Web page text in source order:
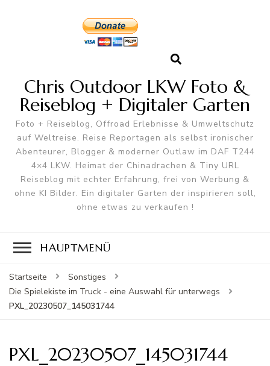
Chris Outdoor LKW Foto &
Reiseblog + Digitaler Garten
Foto + Reiseblog, Offroad Erlebnisse & Umweltschutz
auf Weltreise. Reise Reportagen als selbst ironischer
Abenteurer, Blogger & moderner Outlaw im DAF T244
4×4 LKW. Heimat der Chinadrachen & Tiny URL
Reiseblog mit echter Erfahrung, frei von Werbung &
ohne KI Bilder. Ein digitaler Garten der inspirieren soll,
ohne etwas zu verkaufen !
HAUPTMENÜ
Startseite
Sonstiges
Die Spielekiste im Truck - eine Auswahl für unterwegs
PXL_20230507_145031744
PXL_20230507_145031744